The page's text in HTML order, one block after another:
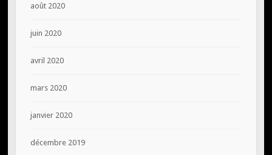
août 2020
juin 2020
avril 2020
mars 2020
janvier 2020
décembre 2019